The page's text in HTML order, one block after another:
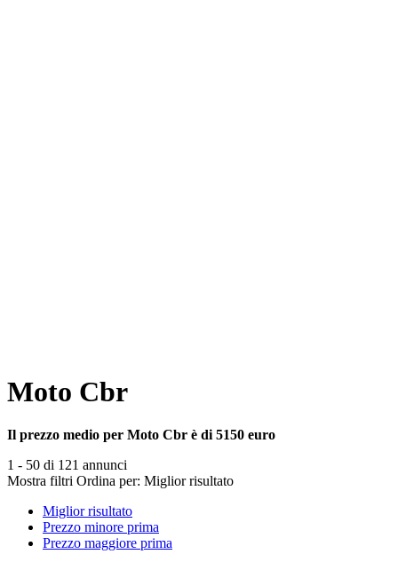
Moto Cbr
Il prezzo medio per Moto Cbr è di 5150 euro
1 - 50 di 121 annunci
Mostra filtri Ordina per: Miglior risultato
Miglior risultato
Prezzo minore prima
Prezzo maggiore prima